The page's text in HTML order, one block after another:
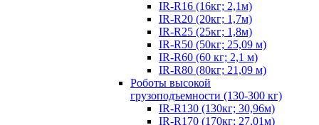
IR-R16 (16кг; 2,1м)
IR-R20 (20кг; 1,7м)
IR-R25 (25кг; 1,8м)
IR-R50 (50кг; 25,09 м)
IR-R60 (60 кг; 2,1 м)
IR-R80 (80кг; 21,09 м)
Роботы высокой
грузоподъемности (130-300 кг)
IR-R130 (130кг; 30,96м)
IR-R170 (170кг; 27,01м)